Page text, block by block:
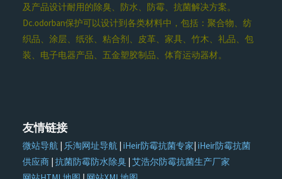
及产品设计耐用的除臭、防水、防霉、抗菌解决方案。
Dc.odorban保护可以设计到各类材料中，包括：聚合物、纺
织品、涂层、纸张、粘合剂、皮革、家具、竹木、礼品、包
装、电子电器产品、五金塑胶制品、体育运动器材。
友情链接
微站导航 | 乐淘网址导航 | iHeir防霉抗菌专家| iHeir防霉抗菌
供应商| 抗菌防霉防水除臭| 艾浩尔防霉抗菌生产厂家